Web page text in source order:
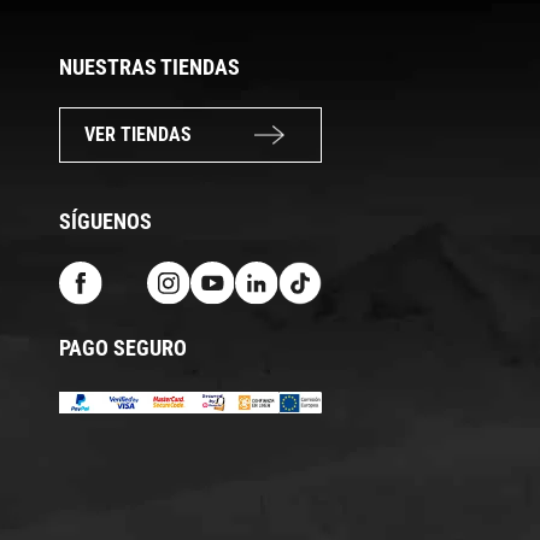
NUESTRAS TIENDAS
VER TIENDAS
SÍGUENOS
PAGO SEGURO